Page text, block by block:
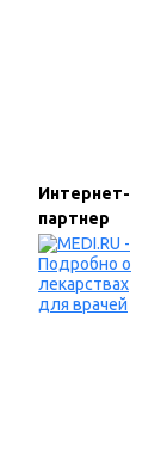
Интернет-
партнер